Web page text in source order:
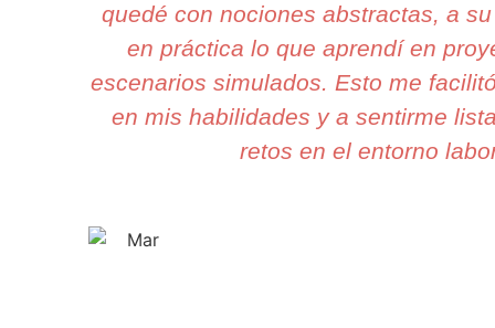
quedé con nociones abstractas, a
en práctica lo que aprendí en
escenarios simulados. Esto me
en mis habilidades y a sentirme
retos en el entorno